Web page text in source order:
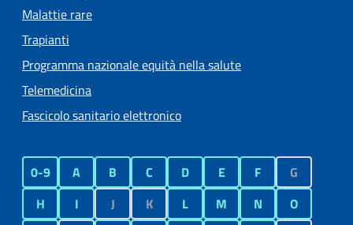
Malattie rare
Trapianti
Programma nazionale equità nella salute
Telemedicina
Fascicolo sanitario elettronico
0-9 A B C D E F
G
H
I J K L M N
O